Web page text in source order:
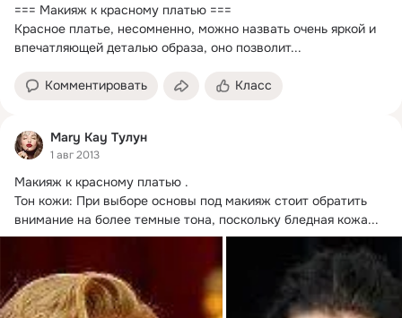
=== Макияж к красному платью ===
Красное платье, несомненно, можно назвать очень яркой и
впечатляющей деталью образа, оно позволит...
Комментировать Класс
Mary Kay Тулун
1 авг 2013
Макияж к красному платью .
Тон кожи: При выборе основы под макияж стоит обратить
внимание на более темные тона, поскольку бледная кожа...